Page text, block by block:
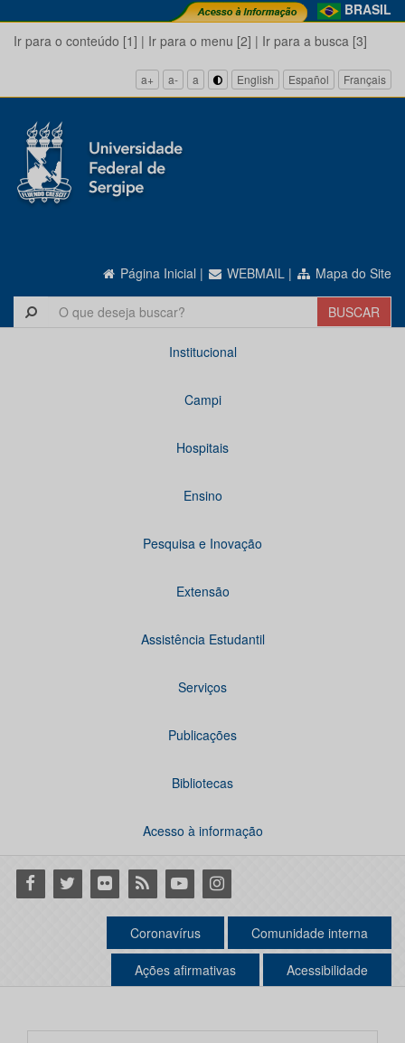
BRASIL
Ir para o conteúdo [1] | Ir para o menu [2] | Ir para a busca [3]
a+ a- a English Español Français
Página Inicial | WEBMAIL | Mapa do Site
Institucional
Campi
Hospitais
Ensino
Pesquisa e Inovação
Extensão
Assistência Estudantil
Serviços
Publicações
Bibliotecas
Acesso à informação
Facebook
Twitter Flickr RSS YoutubeInstagram
Coronavírus Comunidade interna
Ações afirmativas Acessibilidade